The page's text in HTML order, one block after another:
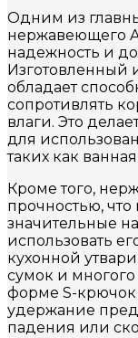
Одним из
нержавеющего
надежность и
Изготовленный
обладает
сопротивлять
влаги. Это
для
таких как
Кроме того,
прочностью,
значительные
использовать
кухонной
сумок и многого
форме S-крючок
удержание
падения или